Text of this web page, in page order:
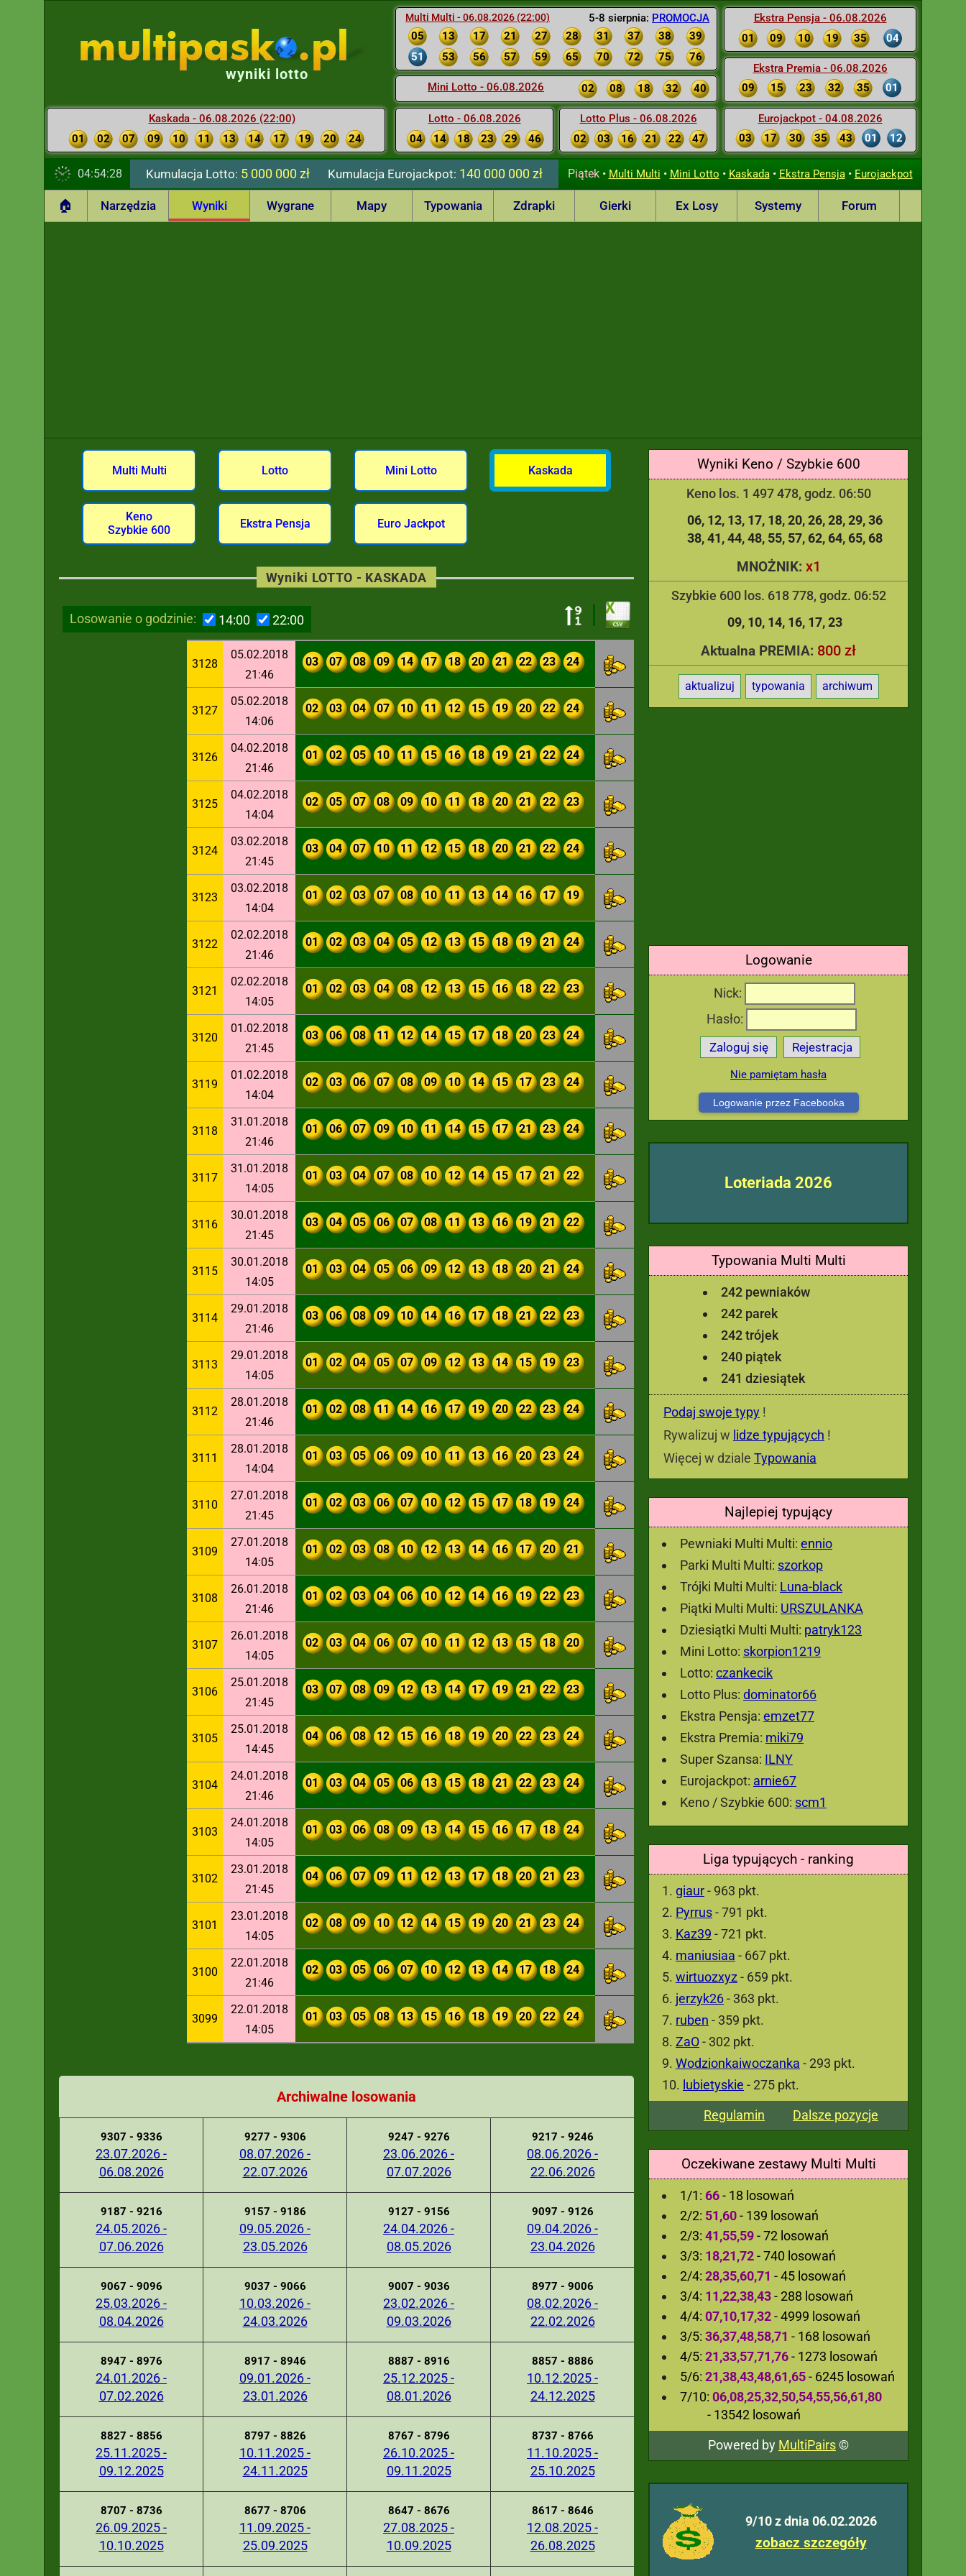
5-8 sierpnia: PROMOCJA
Multi Multi - 06.08.2026 (22:00)
05 13 17 21 27 28 31 37 38
39
51
53 56 57 59 65 70 72 75 76
Mini Lotto - 06.08.2026 02 08 18 32 40
Lotto - 06.08.2026
04
14 18 23 29 46
Lotto Plus - 06.08.2026
02
03 16 21 22 47
Ekstra Pensja - 06.08.2026
01
09 10 19 35 04
Ekstra Premia - 06.08.2026
09
15 23 32 35 01
Eurojackpot - 04.08.2026
03
17 30 35 43 01 12
wyniki lotto
Kaskada - 06.08.2026 (22:00)
01
02 07 09 10 11 13 14 17 19 20 24
04:54:29 Kumulacja Lotto: 5 000 000 zł KumulacjaEurojackpot: 140 000 000 zł Piątek• Multi Multi • Mini Lotto • Kaskada• Ekstra Pensja• Eurojackpot
🏠 Narzędzia Wyniki Wygrane Mapy Typowania Zdrapki Gierki Ex Losy Systemy Forum
Wyniki Keno / Szybkie 600
Keno los. 1 497 478, godz. 06:50
06 12 13 17 18 20 26 28 29 36
38 41 44 48 55 57 62 64 65 68
MNOŻNIK: x1
Szybkie 600 los. 618 778, godz. 06:52
09 10 14 16 17 23
Aktualna PREMIA: 800 zł
aktualizuj typowania archiwum
Logowanie
Nick:
Hasło:
Zaloguj się Rejestracja
Nie pamiętam hasła
Logowanie przez Facebooka
Loteriada 2026
Typowania Multi Multi
242 pewniaków
242 parek
242 trójek
240 piątek
241 dziesiątek
Podaj swoje typy !
Rywalizuj w lidze typujących !
Więcej w dziale Typowania
Najlepiej typujący
Pewniaki Multi Multi: ennio
Parki Multi Multi: szorkop
Trójki Multi Multi: Luna-black
Piątki Multi Multi: URSZULANKA
Dziesiątki Multi Multi: patryk123
Mini Lotto: skorpion1219
Lotto: czankecik
Lotto Plus: dominator66
Ekstra Pensja: emzet77
Ekstra Premia: miki79
Super Szansa: ILNY
Eurojackpot: arnie67
Keno / Szybkie 600: scm1
Liga typujących - ranking
giaur- 963 pkt.
Pyrrus- 791 pkt.
Kaz39 - 721 pkt.
maniusiaa - 667 pkt.
wirtuozxyz - 659 pkt.
jerzyk26- 363 pkt.
ruben - 359 pkt.
ZaO- 302 pkt.
Wodzionkaiwoczanka - 293 pkt.
lubietyskie - 275 pkt.
Regulamin
Dalsze pozycje
Oczekiwane zestawy Multi Multi
1/1: 66- 18 losowań
2/2: 51,60- 139 losowań
2/3: 41,55,59- 72 losowań
3/3: 18,21,72- 740 losowań
2/4: 28,35,60,71 - 45 losowań
3/4: 11,22,38,43- 288 losowań
4/4: 07,10,17,32- 4999 losowań
3/5: 36,37,48,58,71 - 168 losowań
4/5: 21,33,57,71,76- 1273 losowań
5/6: 21,38,43,48,61,65- 6245 losowań
7/10: 06,08,25,32,50,54,55,56,61,80
- 13542 losowań
Powered by MultiPairs©
9/10 z dnia 06.02.2026
zobacz szczegóły
Multi Multi Lotto Mini Lotto Kaskada
Keno
Szybkie 600
Ekstra Pensja Euro Jackpot
Losowanie o godzinie: 14:00 22:00
Wyniki LOTTO - KASKADA
3128
05.02.2018
21:46
03 07 08 09 14 17 18 20 21 22 23 24
3127
05.02.2018
14:06
02 03 04 07 10 11 12 15 19 20 22 24
3126
04.02.2018
21:46
01 02 05 10 11 15 16 18 19 21 22 24
3125
04.02.2018
14:04
02 05 07 08 09 10 11 18 20 21 22 23
3124
03.02.2018
21:45
03 04 07 10 11 12 15 18 20 21 22 24
3123
03.02.2018
14:04
01 02 03 07 08 10 11 13 14 16 17 19
3122
02.02.2018
21:46
01 02 03 04 05 12 13 15 18 19 21 24
3121
02.02.2018
14:05
01 02 03 04 08 12 13 15 16 18 22 23
3120
01.02.2018
21:45
03 06 08 11 12 14 15 17 18 20 23 24
3119
01.02.2018
14:04
02 03 06 07 08 09 10 14 15 17 23 24
3118
31.01.2018
21:46
01 06 07 09 10 11 14 15 17 21 23 24
3117
31.01.2018
14:05
01 03 04 07 08 10 12 14 15 17 21 22
3116
30.01.2018
21:45
03 04 05 06 07 08 11 13 16 19 21 22
3115
30.01.2018
14:05
01 03 04 05 06 09 12 13 18 20 21 24
3114
29.01.2018
21:46
03 06 08 09 10 14 16 17 18 21 22 23
3113
29.01.2018
14:05
01 02 04 05 07 09 12 13 14 15 19 23
3112
28.01.2018
21:46
01 02 08 11 14 16 17 19 20 22 23 24
3111
28.01.2018
14:04
01 03 05 06 09 10 11 13 16 20 23 24
3110
27.01.2018
21:45
01 02 03 06 07 10 12 15 17 18 19 24
3109
27.01.2018
14:05
01 02 03 08 10 12 13 14 16 17 20 21
3108
26.01.2018
21:46
01 02 03 04 06 10 12 14 16 19 22 23
3107
26.01.2018
14:05
02 03 04 06 07 10 11 12 13 15 18 20
3106
25.01.2018
21:45
03 07 08 09 12 13 14 17 19 21 22 23
3105
25.01.2018
14:45
04 06 08 12 15 16 18 19 20 22 23 24
3104
24.01.2018
21:46
01 03 04 05 06 13 15 18 21 22 23 24
3103
24.01.2018
14:05
01 03 06 08 09 13 14 15 16 17 18 24
3102
23.01.2018
21:45
04 06 07 09 11 12 13 17 18 20 21 23
3101
23.01.2018
14:05
02 08 09 10 12 14 15 19 20 21 23 24
3100
22.01.2018
21:46
02 03 05 06 07 10 12 13 14 17 18 24
3099
22.01.2018
14:05
01 03 05 08 13 15 16 18 19 20 22 24
Archiwalne losowania
9307 - 9336
23.07.2026 -
06.08.2026
9277 - 9306
08.07.2026 -
22.07.2026
9247 - 9276
23.06.2026 -
07.07.2026
9217 - 9246
08.06.2026 -
22.06.2026
9187 - 9216
24.05.2026 -
07.06.2026
9157 - 9186
09.05.2026 -
23.05.2026
9127 - 9156
24.04.2026 -
08.05.2026
9097 - 9126
09.04.2026 -
23.04.2026
9067 - 9096
25.03.2026 -
08.04.2026
9037 - 9066
10.03.2026 -
24.03.2026
9007 - 9036
23.02.2026 -
09.03.2026
8977 - 9006
08.02.2026 -
22.02.2026
8947 - 8976
24.01.2026 -
07.02.2026
8917 - 8946
09.01.2026 -
23.01.2026
8887 - 8916
25.12.2025 -
08.01.2026
8857 - 8886
10.12.2025 -
24.12.2025
8827 - 8856
25.11.2025 -
09.12.2025
8797 - 8826
10.11.2025 -
24.11.2025
8767 - 8796
26.10.2025 -
09.11.2025
8737 - 8766
11.10.2025 -
25.10.2025
8707 - 8736
26.09.2025 -
10.10.2025
8677 - 8706
11.09.2025 -
25.09.2025
8647 - 8676
27.08.2025 -
10.09.2025
8617 - 8646
12.08.2025 -
26.08.2025